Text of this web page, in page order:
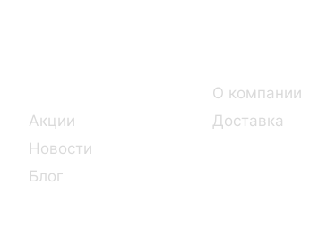
Акции
Новости
Блог
О компании
Доставка